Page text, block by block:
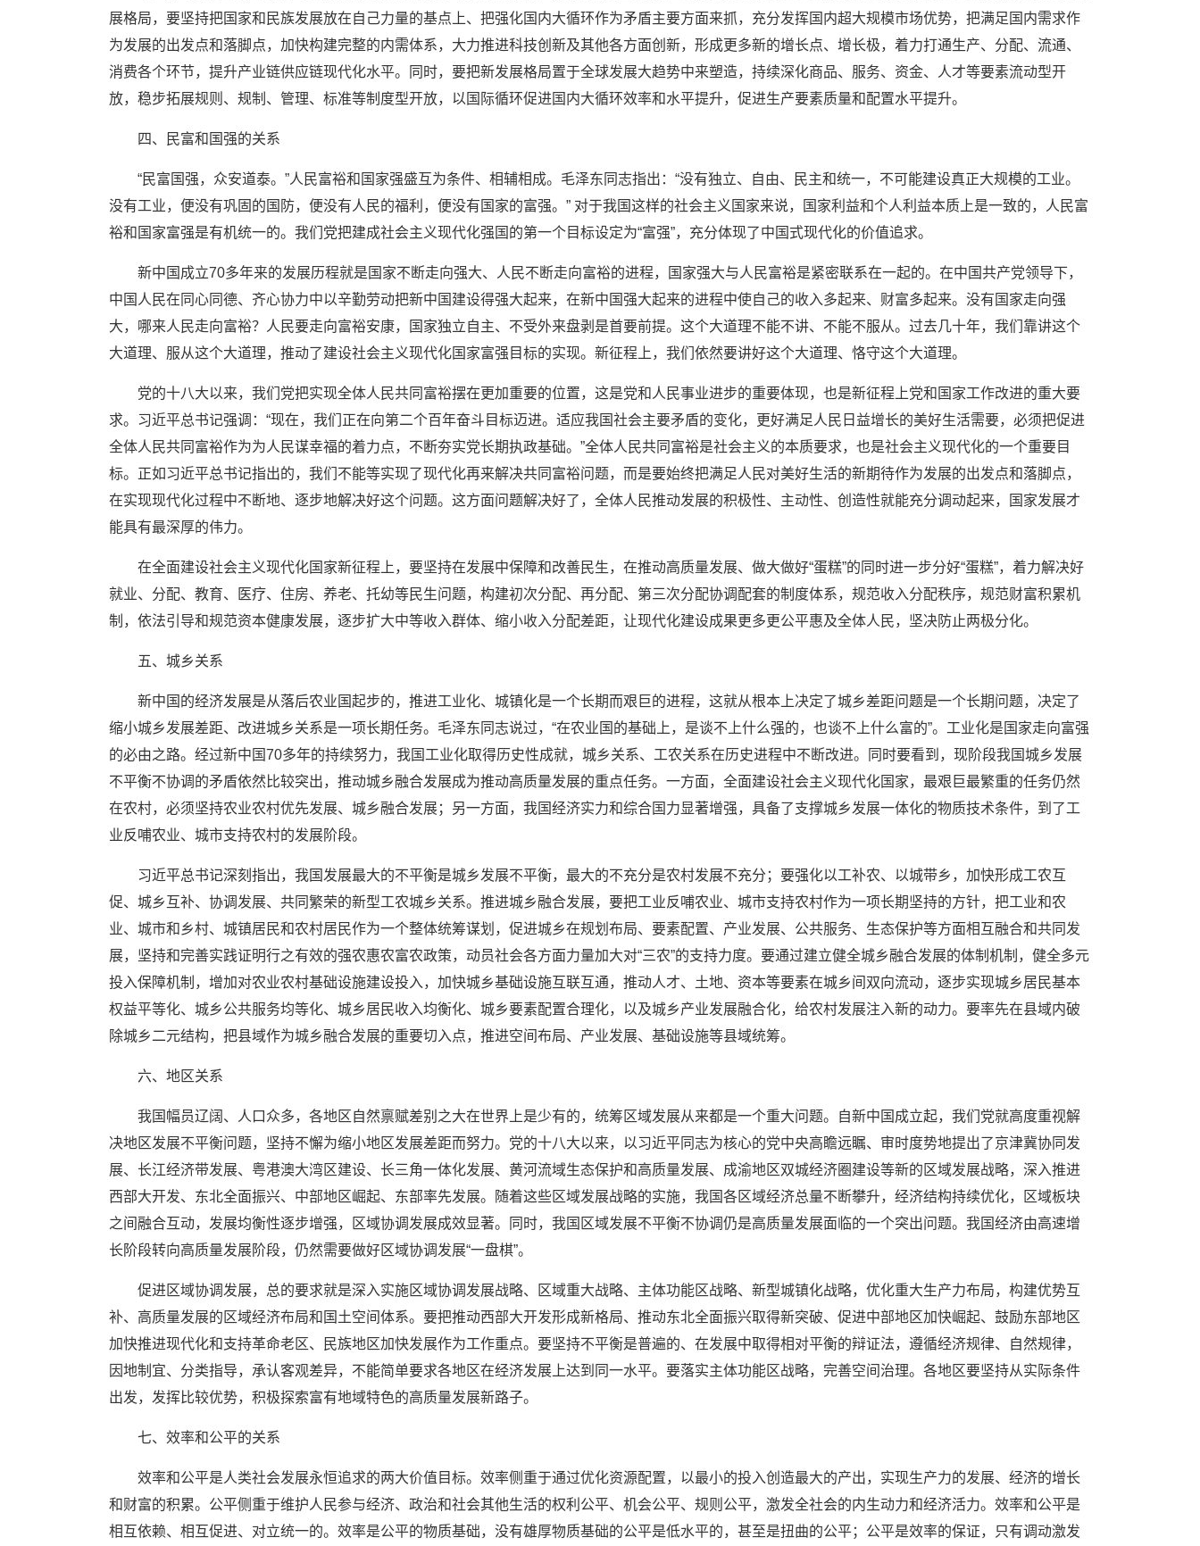
展格局，要坚持把国家和民族发展放在自己力量的基点上、把强化国内大循环作为矛盾主要方面来抓，充分发挥国内超大规模市场优势，把满足国内需求作
为发展的出发点和落脚点，加快构建完整的内需体系，大力推进科技创新及其他各方面创新，形成更多新的增长点、增长极，着力打通生产、分配、流通、
消费各个环节，提升产业链供应链现代化水平。同时，要把新发展格局置于全球发展大趋势中来塑造，持续深化商品、服务、资金、人才等要素流动型开
放，稳步拓展规则、规制、管理、标准等制度型开放，以国际循环促进国内大循环效率和水平提升，促进生产要素质量和配置水平提升。
四、民富和国强的关系
“民富国强，众安道泰。”人民富裕和国家强盛互为条件、相辅相成。毛泽东同志指出：“没有独立、自由、民主和统一，不可能建设真正大规模的工业。
没有工业，便没有巩固的国防，便没有人民的福利，便没有国家的富强。” 对于我国这样的社会主义国家来说，国家利益和个人利益本质上是一致的，人民富
裕和国家富强是有机统一的。我们党把建成社会主义现代化强国的第一个目标设定为“富强”，充分体现了中国式现代化的价值追求。
新中国成立70多年来的发展历程就是国家不断走向强大、人民不断走向富裕的进程，国家强大与人民富裕是紧密联系在一起的。在中国共产党领导下，
中国人民在同心同德、齐心协力中以辛勤劳动把新中国建设得强大起来，在新中国强大起来的进程中使自己的收入多起来、财富多起来。没有国家走向强
大，哪来人民走向富裕？人民要走向富裕安康，国家独立自主、不受外来盘剥是首要前提。这个大道理不能不讲、不能不服从。过去几十年，我们靠讲这个
大道理、服从这个大道理，推动了建设社会主义现代化国家富强目标的实现。新征程上，我们依然要讲好这个大道理、恪守这个大道理。
党的十八大以来，我们党把实现全体人民共同富裕摆在更加重要的位置，这是党和人民事业进步的重要体现，也是新征程上党和国家工作改进的重大要
求。习近平总书记强调：“现在，我们正在向第二个百年奋斗目标迈进。适应我国社会主要矛盾的变化，更好满足人民日益增长的美好生活需要，必须把促进
全体人民共同富裕作为为人民谋幸福的着力点，不断夯实党长期执政基础。”全体人民共同富裕是社会主义的本质要求，也是社会主义现代化的一个重要目
标。正如习近平总书记指出的，我们不能等实现了现代化再来解决共同富裕问题，而是要始终把满足人民对美好生活的新期待作为发展的出发点和落脚点，
在实现现代化过程中不断地、逐步地解决好这个问题。这方面问题解决好了，全体人民推动发展的积极性、主动性、创造性就能充分调动起来，国家发展才
能具有最深厚的伟力。
在全面建设社会主义现代化国家新征程上，要坚持在发展中保障和改善民生，在推动高质量发展、做大做好“蛋糕”的同时进一步分好“蛋糕”，着力解决好
就业、分配、教育、医疗、住房、养老、托幼等民生问题，构建初次分配、再分配、第三次分配协调配套的制度体系，规范收入分配秩序，规范财富积累机
制，依法引导和规范资本健康发展，逐步扩大中等收入群体、缩小收入分配差距，让现代化建设成果更多更公平惠及全体人民，坚决防止两极分化。
五、城乡关系
新中国的经济发展是从落后农业国起步的，推进工业化、城镇化是一个长期而艰巨的进程，这就从根本上决定了城乡差距问题是一个长期问题，决定了
缩小城乡发展差距、改进城乡关系是一项长期任务。毛泽东同志说过，“在农业国的基础上，是谈不上什么强的，也谈不上什么富的”。工业化是国家走向富强
的必由之路。经过新中国70多年的持续努力，我国工业化取得历史性成就，城乡关系、工农关系在历史进程中不断改进。同时要看到，现阶段我国城乡发展
不平衡不协调的矛盾依然比较突出，推动城乡融合发展成为推动高质量发展的重点任务。一方面，全面建设社会主义现代化国家，最艰巨最繁重的任务仍然
在农村，必须坚持农业农村优先发展、城乡融合发展；另一方面，我国经济实力和综合国力显著增强，具备了支撑城乡发展一体化的物质技术条件，到了工
业反哺农业、城市支持农村的发展阶段。
习近平总书记深刻指出，我国发展最大的不平衡是城乡发展不平衡，最大的不充分是农村发展不充分；要强化以工补农、以城带乡，加快形成工农互
促、城乡互补、协调发展、共同繁荣的新型工农城乡关系。推进城乡融合发展，要把工业反哺农业、城市支持农村作为一项长期坚持的方针，把工业和农
业、城市和乡村、城镇居民和农村居民作为一个整体统筹谋划，促进城乡在规划布局、要素配置、产业发展、公共服务、生态保护等方面相互融合和共同发
展，坚持和完善实践证明行之有效的强农惠农富农政策，动员社会各方面力量加大对“三农”的支持力度。要通过建立健全城乡融合发展的体制机制，健全多元
投入保障机制，增加对农业农村基础设施建设投入，加快城乡基础设施互联互通，推动人才、土地、资本等要素在城乡间双向流动，逐步实现城乡居民基本
权益平等化、城乡公共服务均等化、城乡居民收入均衡化、城乡要素配置合理化，以及城乡产业发展融合化，给农村发展注入新的动力。要率先在县域内破
除城乡二元结构，把县域作为城乡融合发展的重要切入点，推进空间布局、产业发展、基础设施等县域统筹。
六、地区关系
我国幅员辽阔、人口众多，各地区自然禀赋差别之大在世界上是少有的，统筹区域发展从来都是一个重大问题。自新中国成立起，我们党就高度重视解
决地区发展不平衡问题，坚持不懈为缩小地区发展差距而努力。党的十八大以来，以习近平同志为核心的党中央高瞻远瞩、审时度势地提出了京津冀协同发
展、长江经济带发展、粤港澳大湾区建设、长三角一体化发展、黄河流域生态保护和高质量发展、成渝地区双城经济圈建设等新的区域发展战略，深入推进
西部大开发、东北全面振兴、中部地区崛起、东部率先发展。随着这些区域发展战略的实施，我国各区域经济总量不断攀升，经济结构持续优化，区域板块
之间融合互动，发展均衡性逐步增强，区域协调发展成效显著。同时，我国区域发展不平衡不协调仍是高质量发展面临的一个突出问题。我国经济由高速增
长阶段转向高质量发展阶段，仍然需要做好区域协调发展“一盘棋”。
促进区域协调发展，总的要求就是深入实施区域协调发展战略、区域重大战略、主体功能区战略、新型城镇化战略，优化重大生产力布局，构建优势互
补、高质量发展的区域经济布局和国土空间体系。要把推动西部大开发形成新格局、推动东北全面振兴取得新突破、促进中部地区加快崛起、鼓励东部地区
加快推进现代化和支持革命老区、民族地区加快发展作为工作重点。要坚持不平衡是普遍的、在发展中取得相对平衡的辩证法，遵循经济规律、自然规律，
因地制宜、分类指导，承认客观差异，不能简单要求各地区在经济发展上达到同一水平。要落实主体功能区战略，完善空间治理。各地区要坚持从实际条件
出发，发挥比较优势，积极探索富有地域特色的高质量发展新路子。
七、效率和公平的关系
效率和公平是人类社会发展永恒追求的两大价值目标。效率侧重于通过优化资源配置，以最小的投入创造最大的产出，实现生产力的发展、经济的增长
和财富的积累。公平侧重于维护人民参与经济、政治和社会其他生活的权利公平、机会公平、规则公平，激发全社会的内生动力和经济活力。效率和公平是
相互依赖、相互促进、对立统一的。效率是公平的物质基础，没有雄厚物质基础的公平是低水平的，甚至是扭曲的公平；公平是效率的保证，只有调动激发